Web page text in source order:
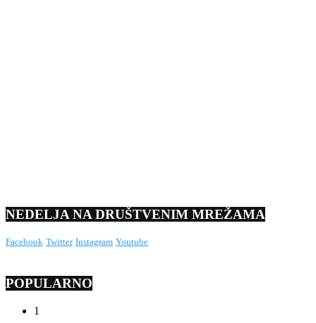
NEDELJA NA DRUŠTVENIM MREŽAMA
Facebook Twitter Instagram Youtube
POPULARNO
1